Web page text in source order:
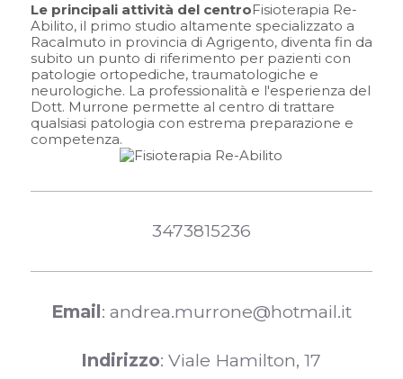
Le principali attività del centroFisioterapia Re-
Abilito, il primo studio altamente specializzato a
Racalmuto in provincia di Agrigento, diventa fin da
subito un punto di riferimento per pazienti con
patologie ortopediche, traumatologiche e
neurologiche. La professionalità e l'esperienza del
Dott. Murrone permette al centro di trattare
qualsiasi patologia con estrema preparazione e
competenza.
3473815236
Email: andrea.murrone@hotmail.it
Indirizzo: Viale Hamilton, 17